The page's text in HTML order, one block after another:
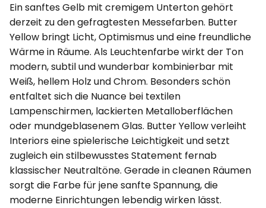
Ein sanftes Gelb mit cremigem Unterton gehört
derzeit zu den gefragtesten Messefarben. Butter
Yellow bringt Licht, Optimismus und eine freundliche
Wärme in Räume. Als Leuchtenfarbe wirkt der Ton
modern, subtil und wunderbar kombinierbar mit
Weiß, hellem Holz und Chrom. Besonders schön
entfaltet sich die Nuance bei textilen
Lampenschirmen, lackierten Metalloberflächen
oder mundgeblasenem Glas. Butter Yellow verleiht
Interiors eine spielerische Leichtigkeit und setzt
zugleich ein stilbewusstes Statement fernab
klassischer Neutraltöne. Gerade in cleanen Räumen
sorgt die Farbe für jene sanfte Spannung, die
moderne Einrichtungen lebendig wirken lässt.